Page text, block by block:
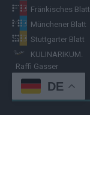
Fränkisches Blatt
Münchener Blatt
Stuttgarter Blatt
KULINARIKUM.
Raffi Gasser
HINWEISGEBER
DE